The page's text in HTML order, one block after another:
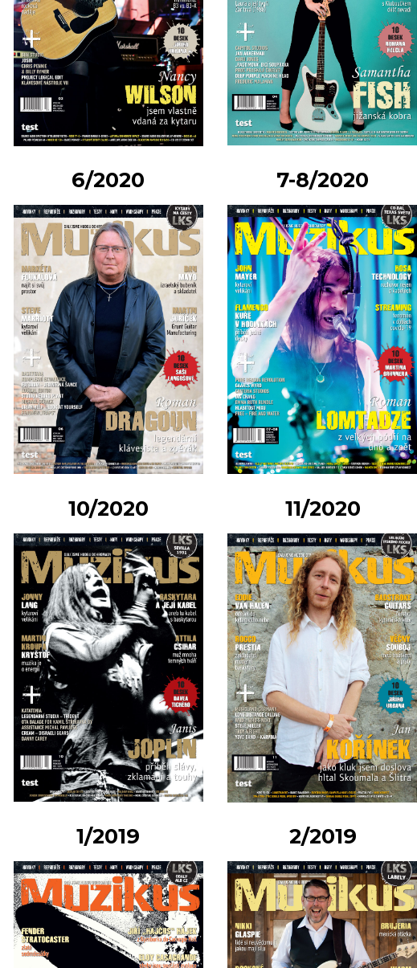
6/2020 7-8/2020
10/2020 11/2020
1/2019 2/2019